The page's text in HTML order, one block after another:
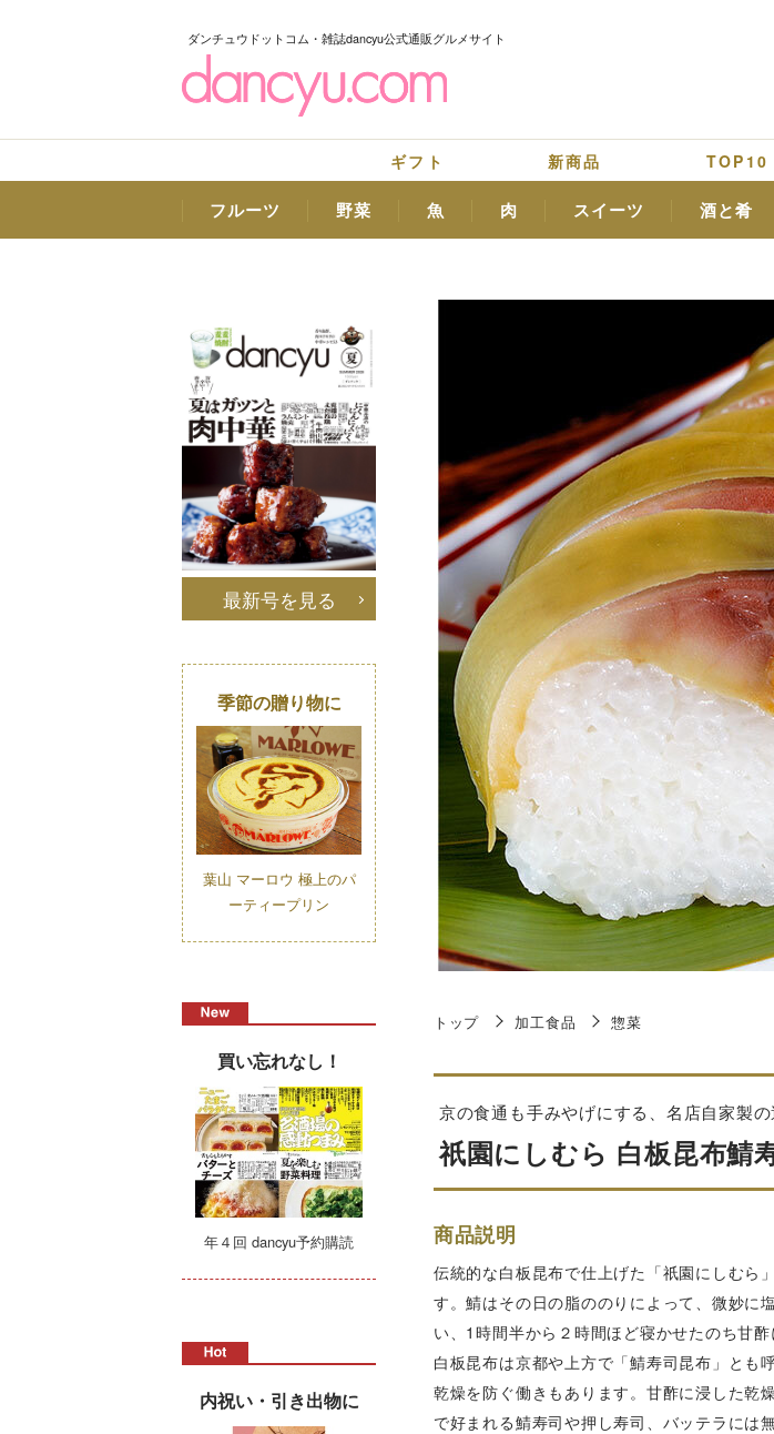
ダンチュウドットコム・雑誌dancyu公式通販グルメサイト
ギフト 新商品 TOP10
フルーツ 野菜 魚 肉 スイーツ 酒と肴
トップ 加工食品 惣菜
京の食通も手みやげにする、名店自家製の
祇園にしむら 白板昆布鯖
商品説明
伝統的な白板昆布で仕上げた「祇園にしむら
す。鯖はその日の脂ののりによって、微妙に
い、1時間半から２時間ほど寝かせたのち甘酢
白板昆布は京都や上方で「鯖寿司昆布」とも
乾燥を防ぐ働きもあります。甘酢に浸した乾
で好まれる鯖寿司や押し寿司、バッテラには
最新号を見る
季節の贈り物に
葉山 マーロウ 極上のパ
ーティープリン
買い忘れなし！
年４回 dancyu予約購読
内祝い・引き出物に